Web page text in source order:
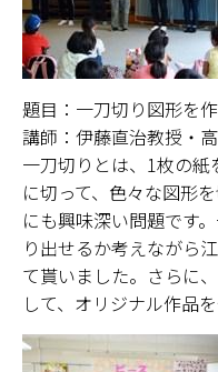
題目：一刀切り図形を作
講師：伊藤直治教授・
一刀切りとは、1枚の
に切って、色々な図形
にも興味深い問題です
り出せるか考えながら
て貰いました。さらに
して、オリジナル作品